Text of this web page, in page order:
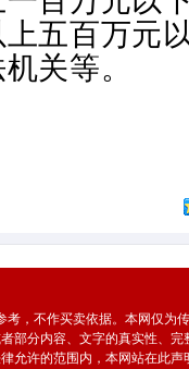
五百万元
关等。
，不作买卖依据。本网仅为
部分内容、文字的真实性、
允许的范围内，本网站在此